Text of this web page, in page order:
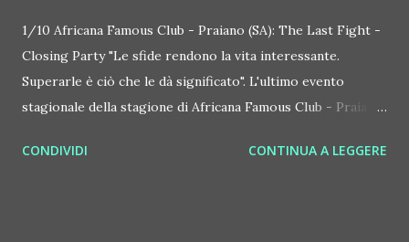
1/10 Africana Famous Club - Praiano (SA): The Last Fight -
Closing Party "Le sfide rendono la vita interessante.
Superarle è ciò che le dà significato". L'ultimo evento
stagionale della stagione di Africana Famous Club - Praiano
vita sabato 1 ottobre 2016 e vie ne presentato con questa
CONDIVIDI CONTINUA A LEGGERE